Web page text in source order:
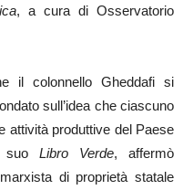
, a cura di Osservatorio
il colonnello Gheddafi si
sull’idea che ciascuno
attività produttive del Paese
suo Libro Verde, affermò
di proprietà statale